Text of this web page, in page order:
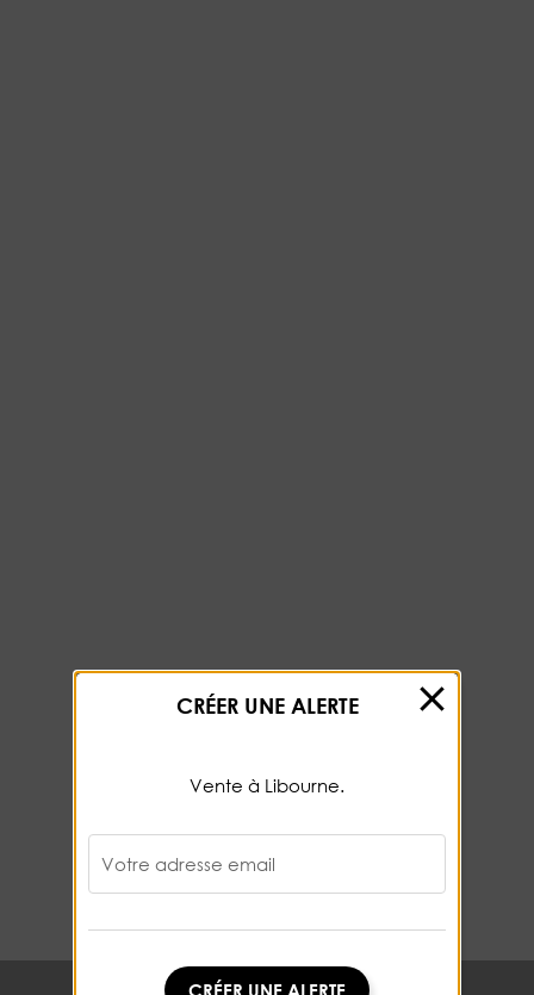
CRÉER UNE ALERTE
Vente à Libourne.
Votre adresse email
CRÉER UNE ALERTE